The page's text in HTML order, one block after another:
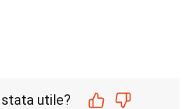
stata utile?